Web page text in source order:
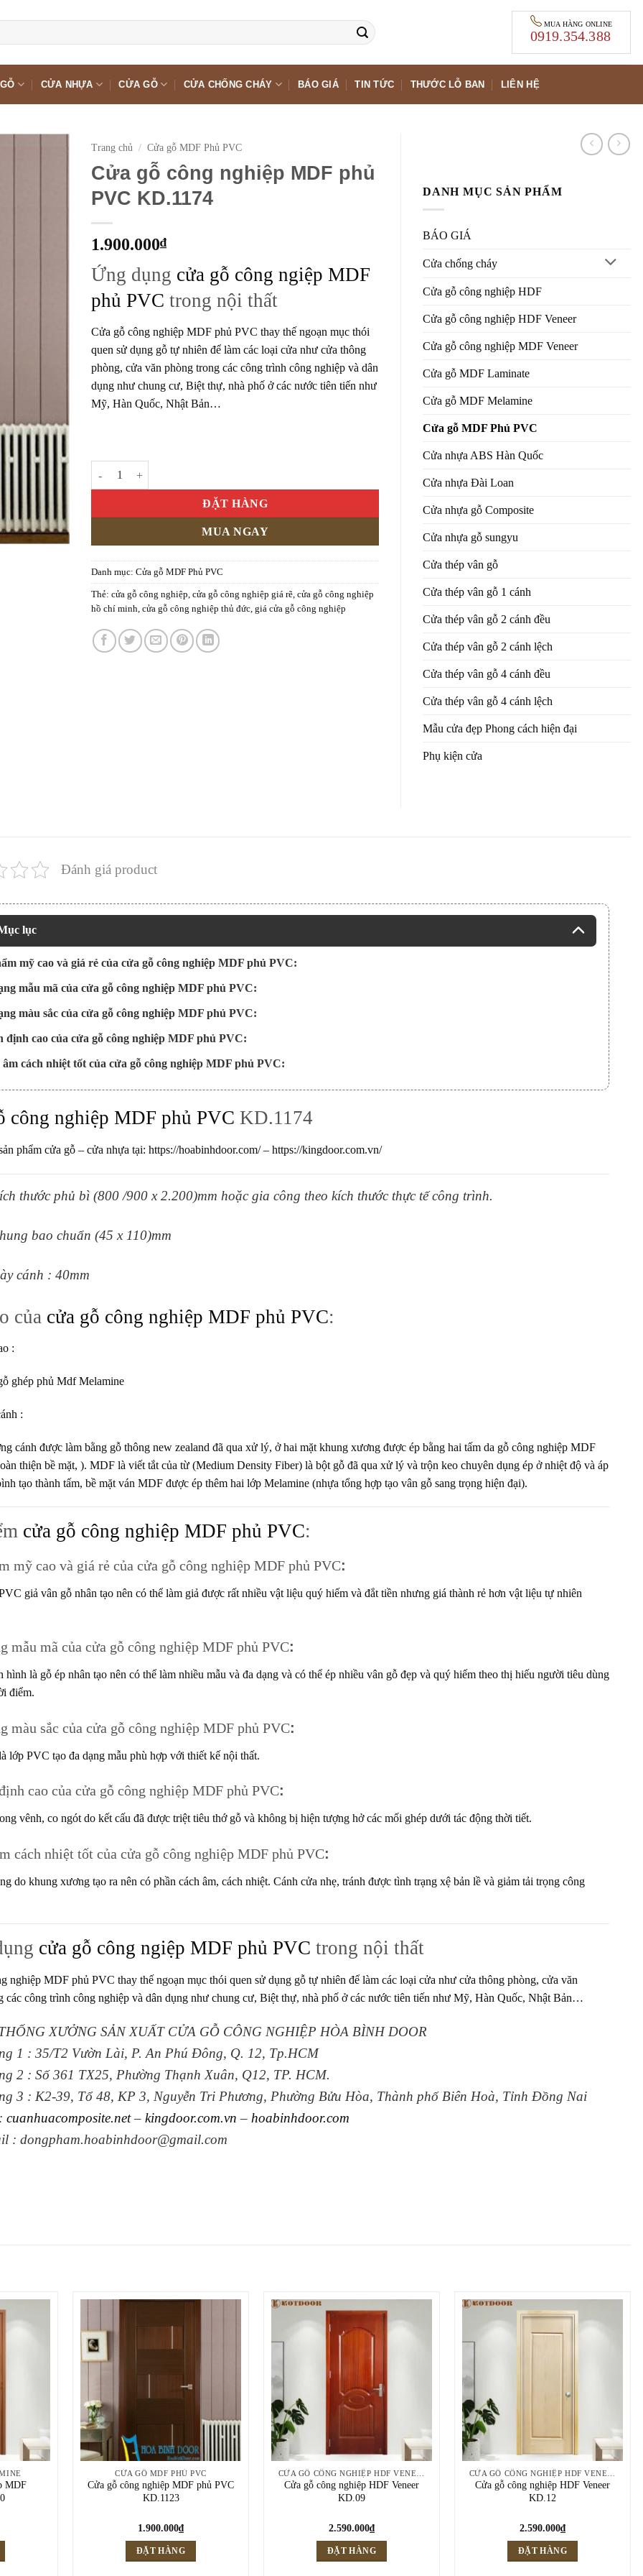
MUA HÀNG ONLINE
0919.354.388
CỬA NHỰA CỬA GỖ CỬA CHỐNG CHÁY BÁO GIÁ TIN TỨC THƯỚC LỖ BAN LIÊN HỆ
Trang chủ / Cửa gỗ MDF Phủ PVC
Cửa gỗ công nghiệp MDF phủ
PVC KD.1174
1.900.000₫
Ứng dụng cửa gỗ công ngiệp MDF
phủ PVC trong nội thất
Cửa gỗ công nghiệp MDF phủ PVC thay thế ngoạn mục thói
quen sử dụng gỗ tự nhiên để làm các loại cửa như cửa thông
phòng, cửa văn phòng trong các công trình công nghiệp và dân
dụng như chung cư, Biệt thự, nhà phố ở các nước tiên tiến như
Mỹ, Hàn Quốc, Nhật Bản…
ĐẶT HÀNG
MUA NGAY
Danh mục:Cửa gỗ MDF Phủ PVC
Thẻ:cửa gỗ công nghiệp,cửa gỗ công nghiệp giá rẽ,cửa gỗ công nghiệp
hồ chí minh,cửa gỗ công nghiệp thủ đức,giá cửa gỗ công nghiệp
DANH MỤC SẢN PHẨM
BÁO GIÁ
Cửa chống cháy
Cửa gỗ công nghiệp HDF
Cửa gỗ công nghiệp HDF Veneer
Cửa gỗ công nghiệp MDF Veneer
Cửa gỗ MDF Laminate
Cửa gỗ MDF Melamine
Cửa gỗ MDF Phủ PVC
Cửa nhựa ABS Hàn Quốc
Cửa nhựa Đài Loan
Cửa nhựa gỗ Composite
Cửa nhựa gỗ sungyu
Cửa thép vân gỗ
Cửa thép vân gỗ 1 cánh
Cửa thép vân gỗ 2 cánh đều
Cửa thép vân gỗ 2 cánh lệch
Cửa thép vân gỗ 4 cánh đều
Cửa thép vân gỗ 4 cánh lệch
Mẫu cửa đẹp Phong cách hiện đại
Phụ kiện cửa
Đánh giá product
lục
mỹ cao và giá rẻ của cửa gỗ công nghiệp MDF phủ PVC:
mẫu mã của cửa gỗ công nghiệp MDF phủ PVC:
màu sắc của cửa gỗ công nghiệp MDF phủ PVC:
định cao của cửa gỗ công nghiệp MDF phủ PVC:
âm cách nhiệt tốt của cửa gỗ công nghiệp MDF phủ PVC:
công nghiệp MDF phủ PVC KD.1174
phẩm cửa gỗ – cửa nhựa tại: https://hoabinhdoor.com/– https://kingdoor.com.vn/
thước phủ bì (800 /900 x 2.200)mm hoặc gia công theo kích thước thực tếcông trình.
bao chuẩn (45 x 110)mm
cánh : 40mm
của cửa gỗ công nghiệp MDF phủ PVC:
:
ghép phủ Mdf Melamine
:
cánh được làm bằng gỗ thông new zealand đã qua xử lý, ở hai mặt khung xương được ép bằng hai tấm da gỗ công nghiệp MDF
thiện bề mặt, ). MDFlà viết tắt của từ (Medium Density Fiber) là bột gỗ đã qua xử lý và trộn keo chuyên dụng ép ở nhiệt độ và áp
tạo thành tấm, bề mặt ván MDF được ép thêm hai lớp Melamine (nhựa tổng hợp tạo vân gỗ sang trọng hiện đại).
cửa gỗ công nghiệp MDF phủ PVC:
mỹ cao và giá rẻ của cửa gỗ công nghiệp MDF phủ PVC:
giả vân gỗ nhân tạo nên có thể làm giả được rất nhiều vật liệu quý hiếm và đắt tiền nhưng giá thành rẻ hơn vật liệu tự nhiên
mẫu mã của cửa gỗ công nghiệp MDF phủ PVC:
hình là gỗ ép nhân tạo nên có thể làm nhiều mẫu và đa dạng và có thể ép nhiều vân gỗ đẹp và quý hiếm theo thị hiếu người tiêu dùng
điểm.
màu sắc của cửa gỗ công nghiệp MDF phủ PVC:
lớp PVC tạo đa dạng mẫu phù hợp với thiết kế nội thất.
cao của cửa gỗ công nghiệp MDF phủ PVC:
vênh, co ngót do kết cấu đã được triệt tiêu thớ gỗ và không bị hiện tượng hở các mối ghép dưới tác động thời tiết.
cách nhiệt tốt của cửa gỗ công nghiệp MDF phủ PVC:
do khung xương tạo ra nên có phần cách âm, cách nhiệt. Cánh cửa nhẹ, tránh được tình trạng xệ bản lề và giảm tải trọng công
cửa gỗ công ngiệp MDF phủ PVC trong nội thất
nghiệp MDF phủ PVC thay thế ngoạn mục thói quen sử dụng gỗ tự nhiên để làm các loại cửa như cửa thông phòng, cửa văn
các công trình công nghiệp và dân dụng như chung cư, Biệt thự, nhà phố ở các nước tiên tiến như Mỹ, Hàn Quốc, Nhật Bản…
XƯỞNG SẢN XUẤT CỬA GỖ CÔNG NGHIỆP HÒA BÌNH DOOR
1 : 35/T2 Vườn Lài, P. An Phú Đông, Q. 12, Tp.HCM
2 : Số 361 TX25, Phường Thạnh Xuân, Q12, TP. HCM.
3 : K2-39, Tổ 48, KP 3, Nguyễn Tri Phương, Phường Bửu Hòa, Thành phố Biên Hoà, Tỉnh Đồng Nai
cuanhuacomposite.net– kingdoor.com.vn – hoabinhdoor.com
: dongpham.hoabinhdoor@gmail.com
MDF
CỬA GỖ MDF PHỦ PVC
Cửa gỗ công nghiệp MDF phủ PVC
KD.1123
1.900.000₫
ĐẶT HÀNG
Cửa gỗ công nghiệp HDF Veneer
KD.09
2.590.000₫
ĐẶT HÀNG
Cửa gỗ công nghiệp HDF Veneer
KD.12
2.590.000₫
ĐẶT HÀNG